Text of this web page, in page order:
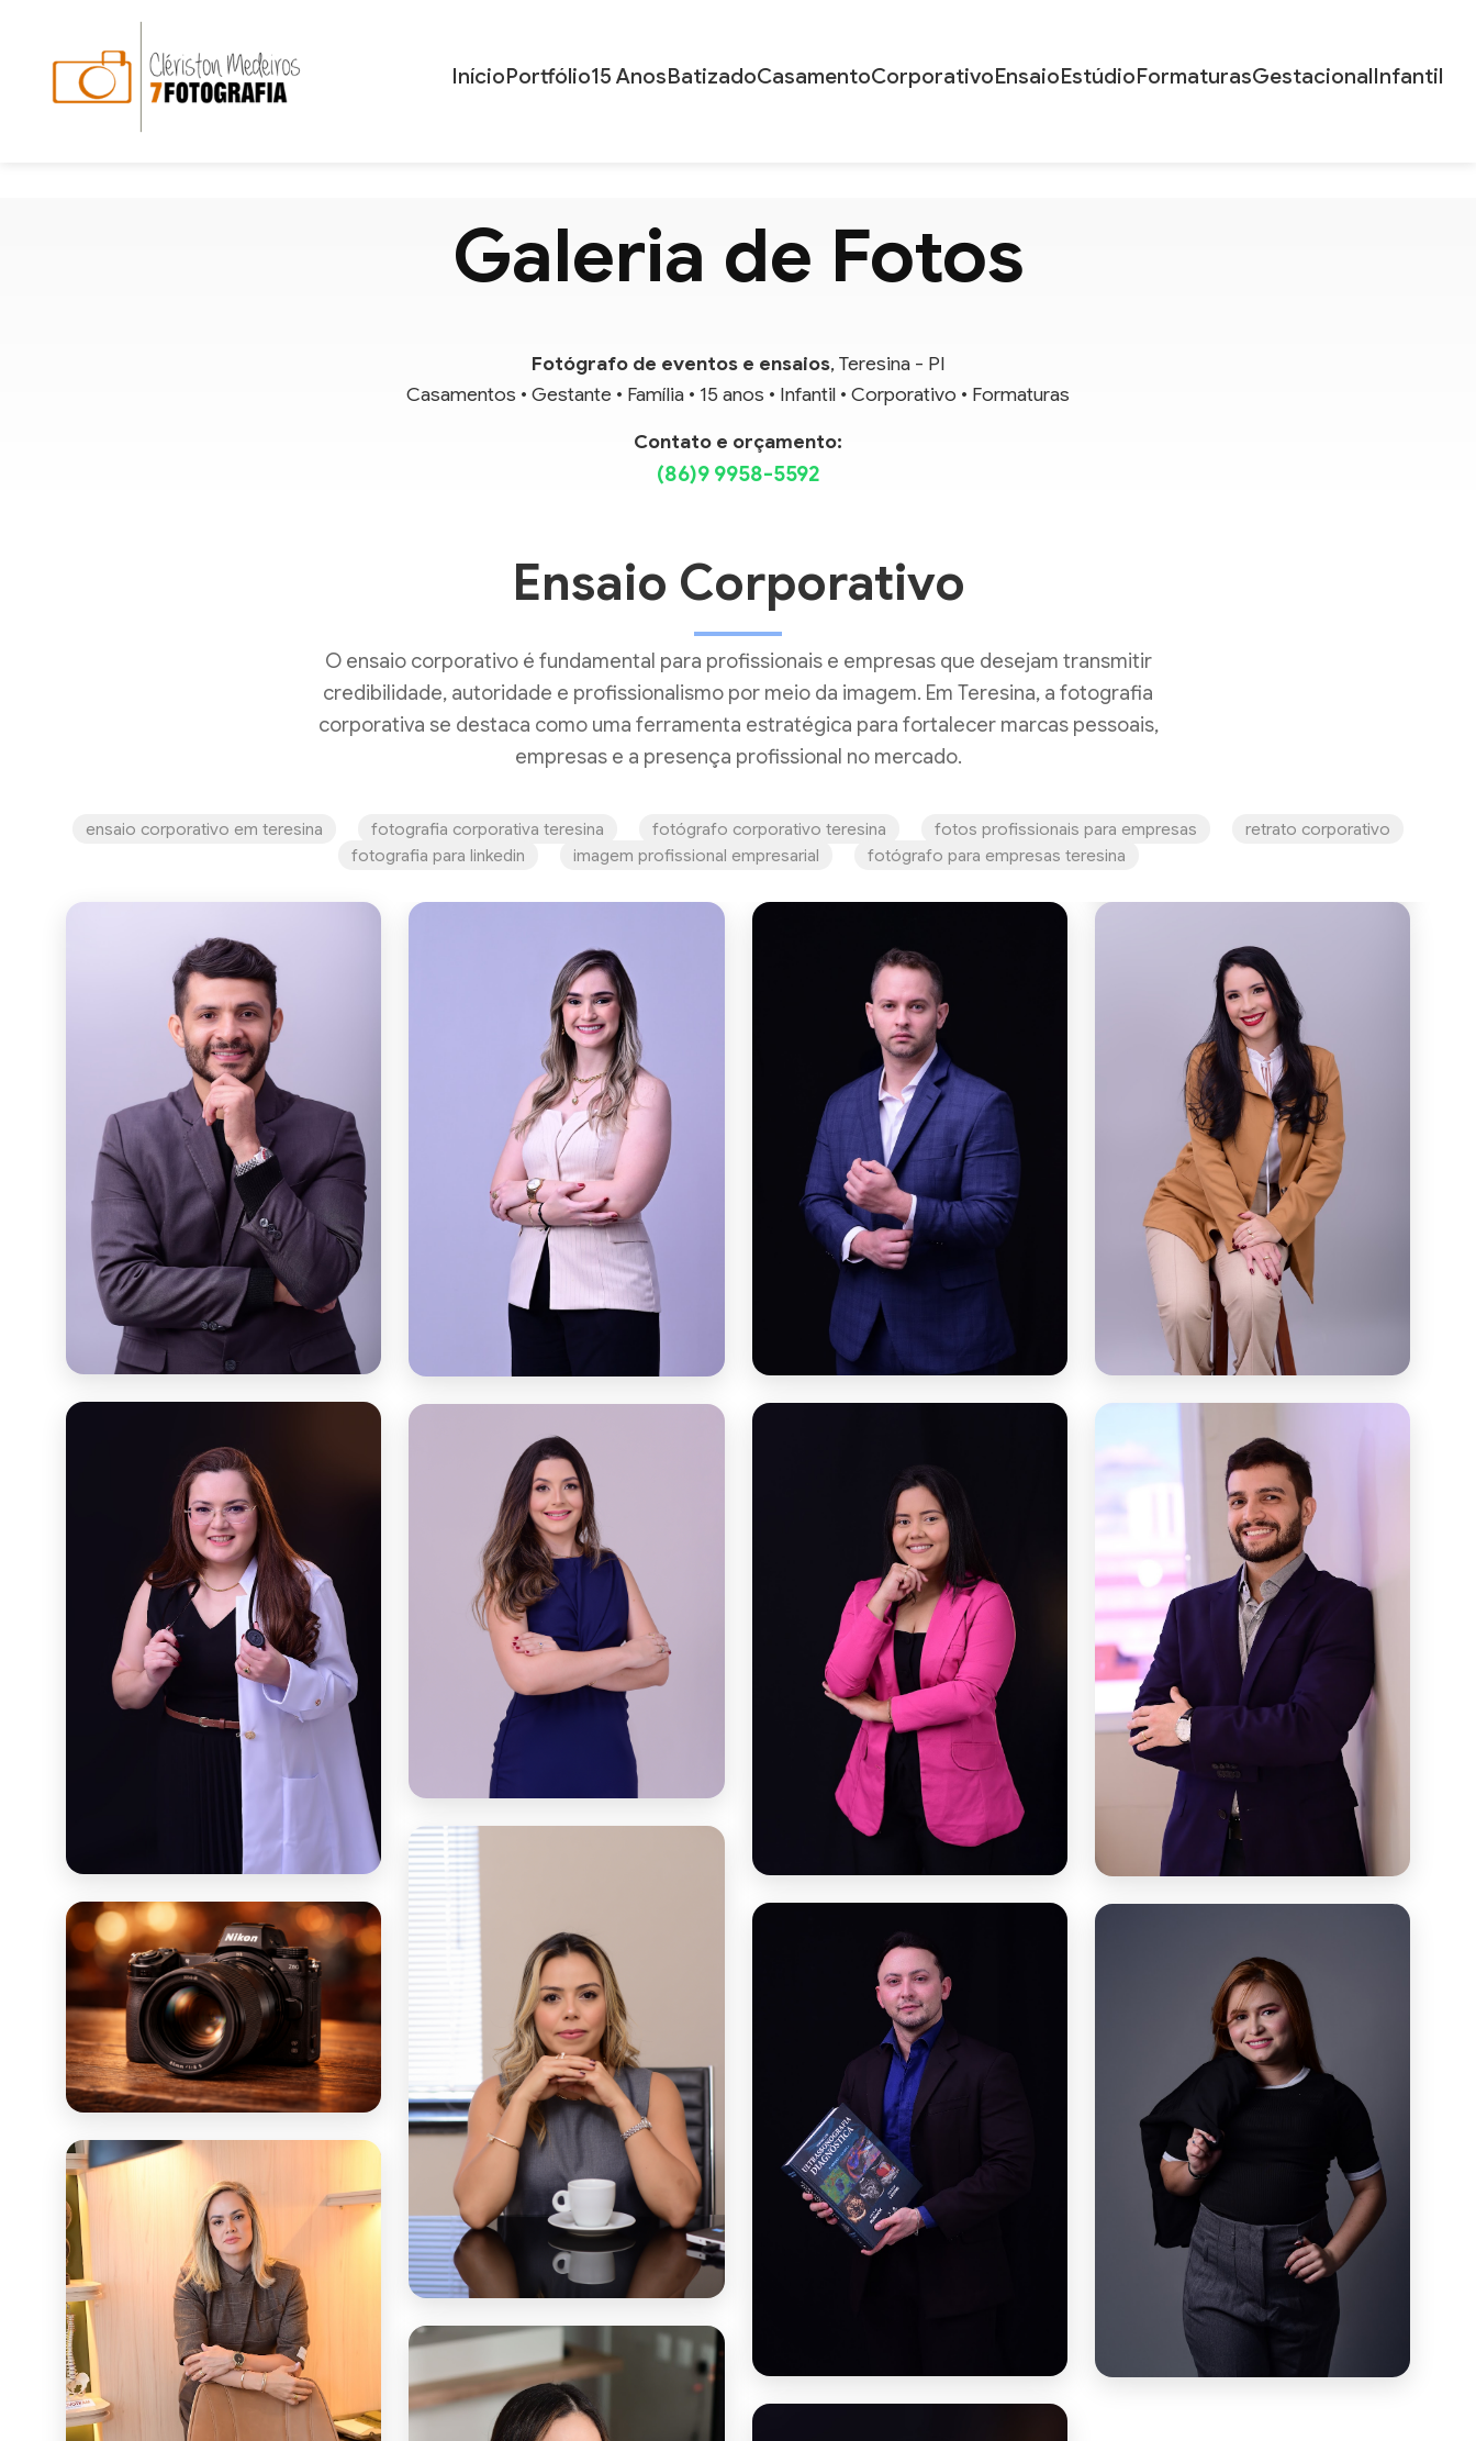
InícioPortfólio15 AnosBatizadoCasamentoCorporativoEnsaioEstúdioFormaturasGestacionalInfantil
Galeria de Fotos
Fotógrafo de eventos e ensaios, Teresina - PI
Casamentos • Gestante • Família • 15 anos • Infantil • Corporativo • Formaturas
Contato e orçamento:
(86)9 9958-5592
Ensaio Corporativo
O ensaio corporativo é fundamental para profissionais e empresas que desejam transmitir
credibilidade, autoridade e profissionalismo por meio da imagem. Em Teresina, a fotografia
corporativa se destaca como uma ferramenta estratégica para fortalecer marcas pessoais,
empresas e a presença profissional no mercado.
ensaio corporativo em teresina fotografia corporativa teresina fotógrafo corporativo teresina fotos profissionais para empresas
retrato corporativo
fotografia para linkedin
imagem profissional empresarial fotógrafo para empresas teresina